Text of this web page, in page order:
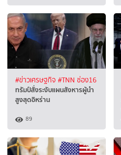
#ข่าวเศรษฐกิจ #TNN ช่อง16
ทรัมป์สั่งระงับแผนสังหารผู้นำ
สูงสุดอิหร่าน
89